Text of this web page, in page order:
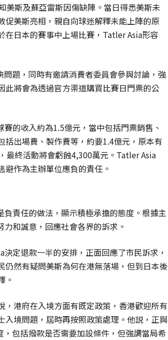
美斯及蘇亞雷斯因傷缺陣。當日得悉美斯未
美斯亮相，親自向球迷解釋未能上陣的原
在日本的賽事中上場比賽，Tatler Asia形容
題，同時有邀請消費者委員會參與討論，強
將會為透過官方渠道購買比賽日門票的公
的收入約為1.5億元，當中包括門票銷售、
出場費、製作費等，約要1.4億元，原本有
最終活動將會虧蝕4,300萬元。Tatler Asia
作為主辦單位應負的責任。
責任的做法，顯示積極承擔的態度。根據主
和誠意，回應社會各界的訴求。
定退款一半的安排，正面回應了市民訴求，
然有疑問美斯為何在港無落場，但到日本後
。
港府在入境方面有既定政策，香港歡迎所有
境問題，屆時再按照政策處理。他説，正與
包括撥款是否需要加設條件，但強調當局希